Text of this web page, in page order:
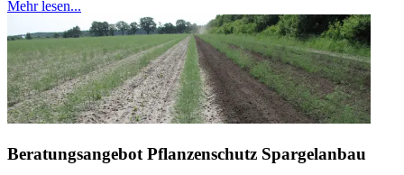
Mehr lesen...
Beratungsangebot Pflanzenschutz Spargelanbau